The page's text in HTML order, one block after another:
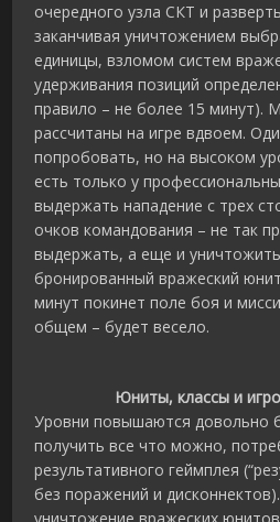
очередного узла СКТ и
заканчивая уничтожением
единицы, взломом систем
удерживания позиций
правило – не более 15 минут).
рассчитаны на игре вдвоем.
попробовать, но на высоком
есть только у
выдержать нападение с трех
очков командования – не так
выдержать, а еще и
бронированный вражеский
минут покинет поле боя и
общем – будет весело.
Юниты, классы и
Уровни повышаются довольно
получить все что можно,
результативного геймплея
без поражений и